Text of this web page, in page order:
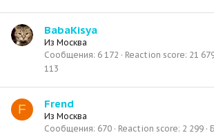
BabaKisya
Из Москва
Сообщения 6 172 Reaction score 21
113
F Frend
Из Москва
Сообщения 670 Reaction score 2 299